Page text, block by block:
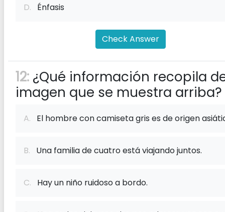
D. Énfasis
Check Answer
12: ¿Qué información recopila
imagen que se muestra arriba?
A. El hombre con camiseta gris es de origen
B. Una familia de cuatro está viajando juntos.
C. Hay un niño ruidoso a bordo.